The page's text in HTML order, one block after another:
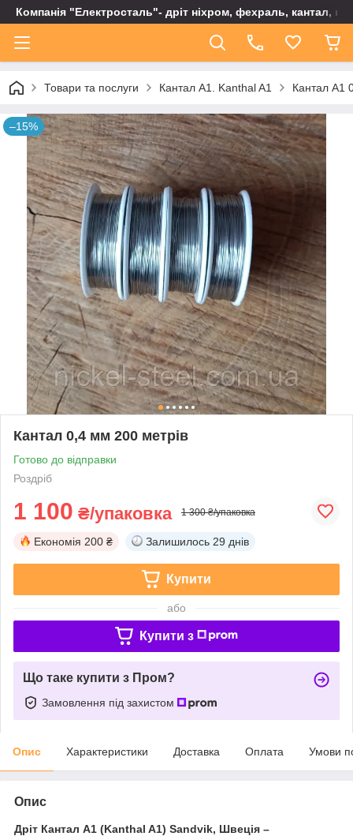
Компанія "Електросталь"- дріт ніхром, фехраль, кантал,
Товари та послуги Кантал А1. Kanthal A1 Кантал А1
–15%
Кантал 0,4 мм 200 метрів
Готово до відправки
Роздріб
1 100 ₴/упаковка 1 300 ₴/упаковка
Економія 200 ₴ Залишилось 29 днів
Купити
або
Купити з
Що таке купити з Пром?
Замовлення під захистом
Опис Характеристики Доставка Оплата Умови
Опис
Дріт Кантал A1 (Kanthal A1) Sandvik, Швеція –